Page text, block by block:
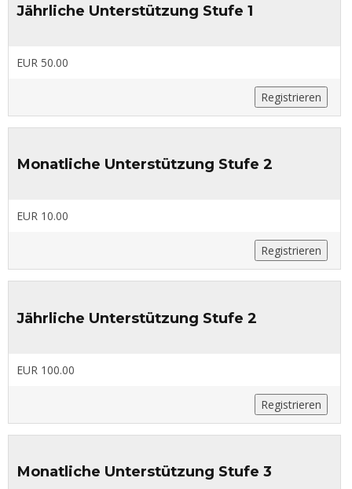
Jährliche Unterstützung Stufe 1
EUR 50.00
Registrieren
Monatliche Unterstützung Stufe 2
EUR 10.00
Registrieren
Jährliche Unterstützung Stufe 2
EUR 100.00
Registrieren
Monatliche Unterstützung Stufe 3